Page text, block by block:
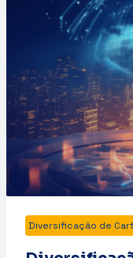
Diversificação de